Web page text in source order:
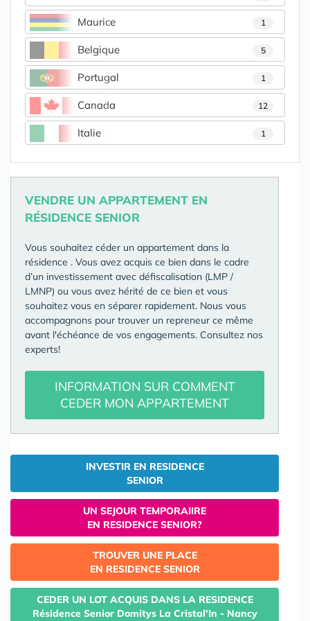
Maurice 1
Belgique 5
Portugal 1
Canada 12
Italie 1
VENDRE UN APPARTEMENT EN
RÉSIDENCE SENIOR
Vous souhaitez céder un appartement dans la
résidence . Vous avez acquis ce bien dans le cadre
d’un investissement avec défiscalisation (LMP /
LMNP) ou vous avez hérité de ce bien et vous
souhaitez vous en séparer rapidement. Nous vous
accompagnons pour trouver un repreneur ce même
avant l'échéance de vos engagements. Consultez nos
experts!
INFORMATION SUR COMMENT
CEDER MON APPARTEMENT
INVESTIR EN RESIDENCE
SENIOR
UN SEJOUR TEMPORAIIRE
EN RESIDENCE SENIOR?
TROUVER UNE PLACE
EN RESIDENCE SENIOR
CEDER UN LOT ACQUIS DANS LA RESIDENCE
Résidence Senior Domitys La Cristal'In - Nancy